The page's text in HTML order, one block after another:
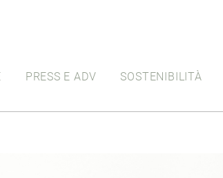
PRESS E ADV SOSTENIBILITÀ